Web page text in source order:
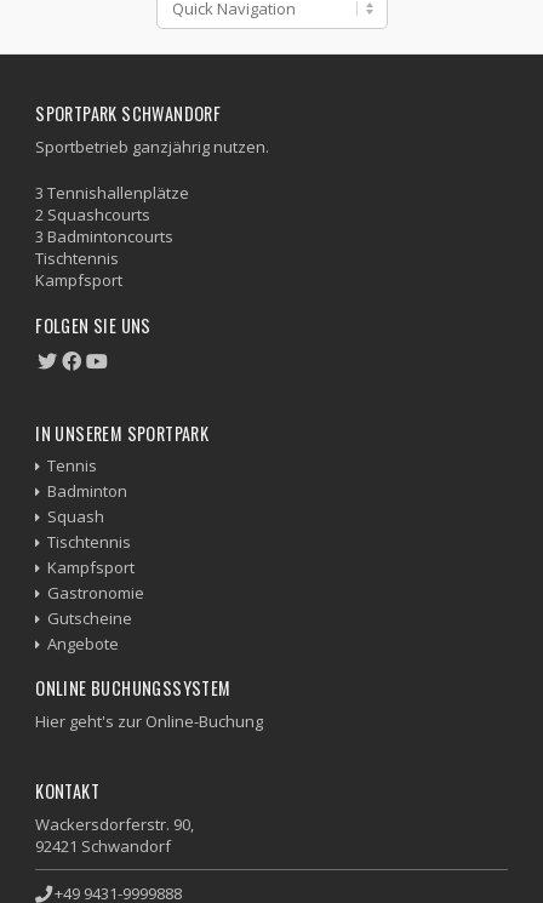
SPORTPARK SCHWANDORF
Sportbetrieb ganzjährig nutzen.
3 Tennishallenplätze
2 Squashcourts
3 Badmintoncourts
Tischtennis
Kampfsport
FOLGEN SIE UNS
IN UNSEREM SPORTPARK
Tennis
Badminton
Squash
Tischtennis
Kampfsport
Gastronomie
Gutscheine
Angebote
ONLINE BUCHUNGSSYSTEM
Hier geht's zur Online-Buchung
KONTAKT
Wackersdorferstr. 90,
92421 Schwandorf
+49 9431-9999888